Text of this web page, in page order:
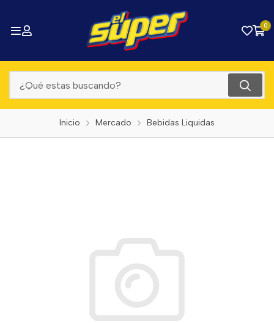
0
Inicio Mercado Bebidas Liquidas